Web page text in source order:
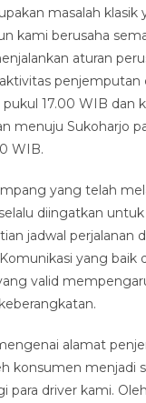
masalah klasik
kami berusaha
aturan
penjemputan
17.00 WIB dan
menuju Sukoharjo
WIB.
yang telah
diingatkan untuk
jadwal perjalanan
yang baik
valid
alamat
konsumen menjadi
para driver kami.